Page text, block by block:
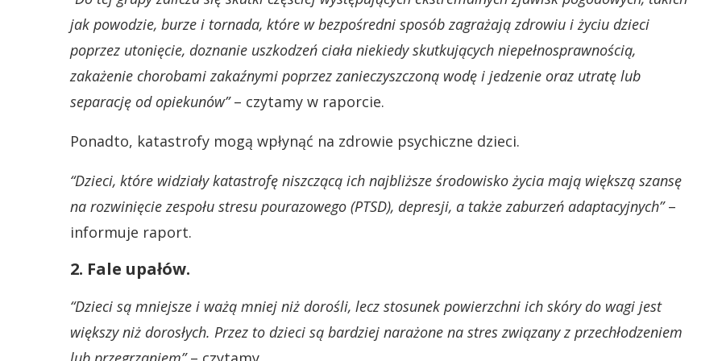
jak powodzie, burze i tornada, które w bezpośredni sposób zagrażają zdrowiu i życiu dzieci
poprzez utonięcie, doznanie uszkodzeń ciała niekiedy skutkujących niepełnosprawnością,
zakażenie chorobami zakaźnymi poprzez zanieczyszczoną wodę i jedzenie oraz utratę lub
separację od opiekunów”– czytamy w raporcie.
Ponadto, katastrofy mogą wpłynąć na zdrowie psychiczne dzieci.
“Dzieci, które widziały katastrofę niszczącą ich najbliższe środowisko życia mają większą szansę
na rozwinięcie zespołu stresu pourazowego (PTSD), depresji, a także zaburzeń adaptacyjnych”–
informuje raport.
2. Fale upałów.
“Dzieci są mniejsze i ważą mniej niż dorośli, lecz stosunek powierzchni ich skóry do wagi jest
większy niż dorosłych. Przez to dzieci są bardziej narażone na stres związany z przechłodzeniem